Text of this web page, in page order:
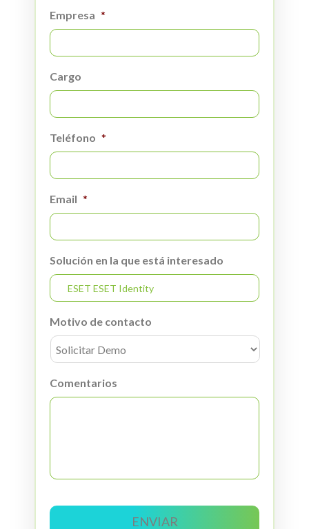
Empresa *
Cargo
Teléfono *
Email *
Solución en la que está interesado
Motivo de contacto
Comentarios